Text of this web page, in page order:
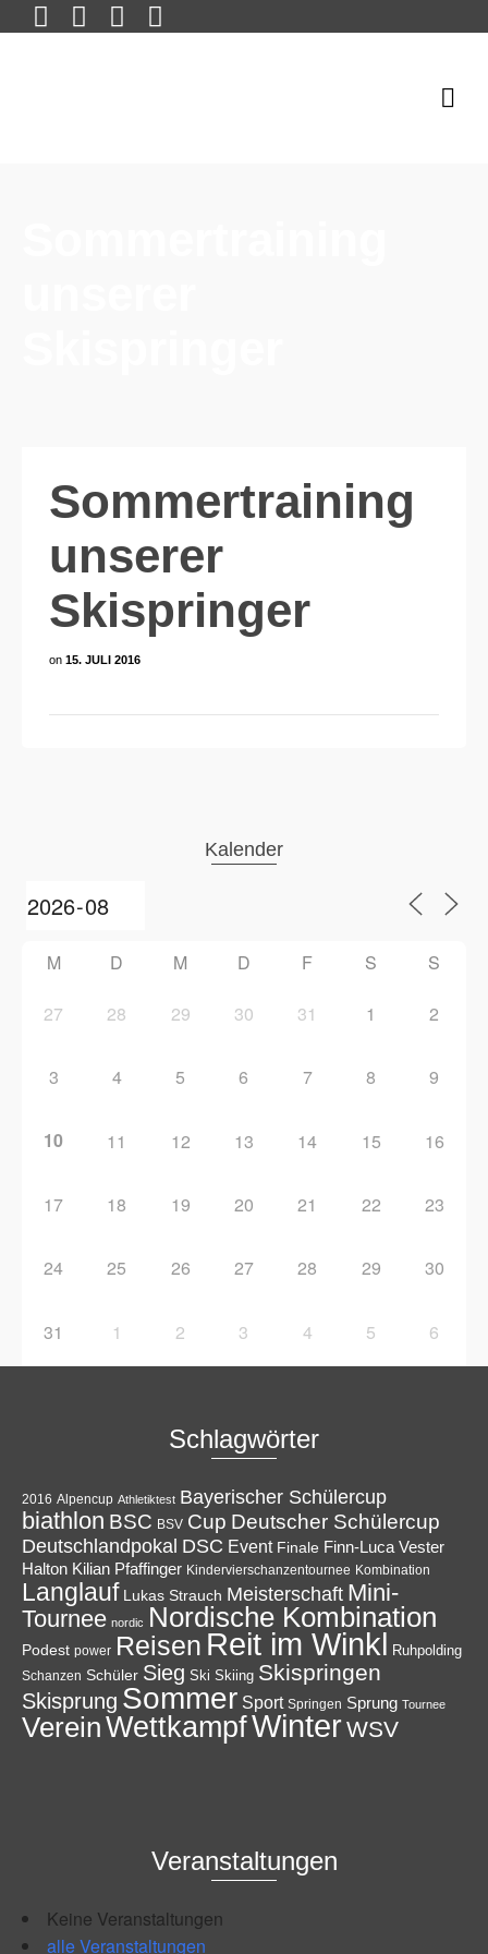
Sommertraining
unserer
Skispringer
on 15. JULI 2016
Kalender
M D M D F S S
27 28 29 30 31 1 2
3 4 5 6 7 8 9
10 11 12 13 14 15 16
17 18 19 20 21 22 23
24 25 26 27 28 29 30
31 1 2 3 4 5 6
Schlagwörter
2016 Alpencup Athletiktest Bayerischer Schülercup
biathlon BSC BSV Cup Deutscher Schülercup
Deutschlandpokal DSC Event Finale Finn-Luca Vester
Halton Kilian Pfaffinger Kindervierschanzentournee Kombination
Langlauf Lukas Strauch Meisterschaft Mini-
Tournee nordic Nordische Kombination
Podest power Reisen Reit im Winkl Ruhpolding
Schanzen Schüler Sieg Ski Skiing Skispringen
Skisprung Sommer Sport Springen Sprung Tournee
VereinWettkampfWinterWSV
Veranstaltungen
Keine Veranstaltungen
alle Veranstaltungen